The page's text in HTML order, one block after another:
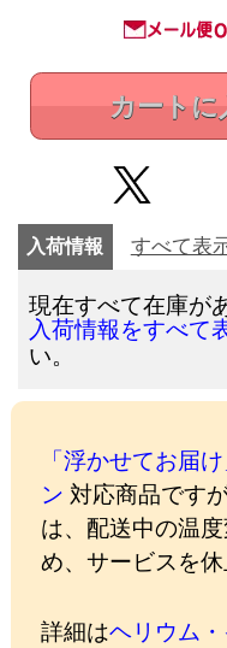
カートに
入荷情報 すべて表
現在すべて在庫が
入荷情報をすべて
い。
「浮かせてお届
ン 対応商品です
は、配送中の温
め、サービスを休
詳細はヘリウム